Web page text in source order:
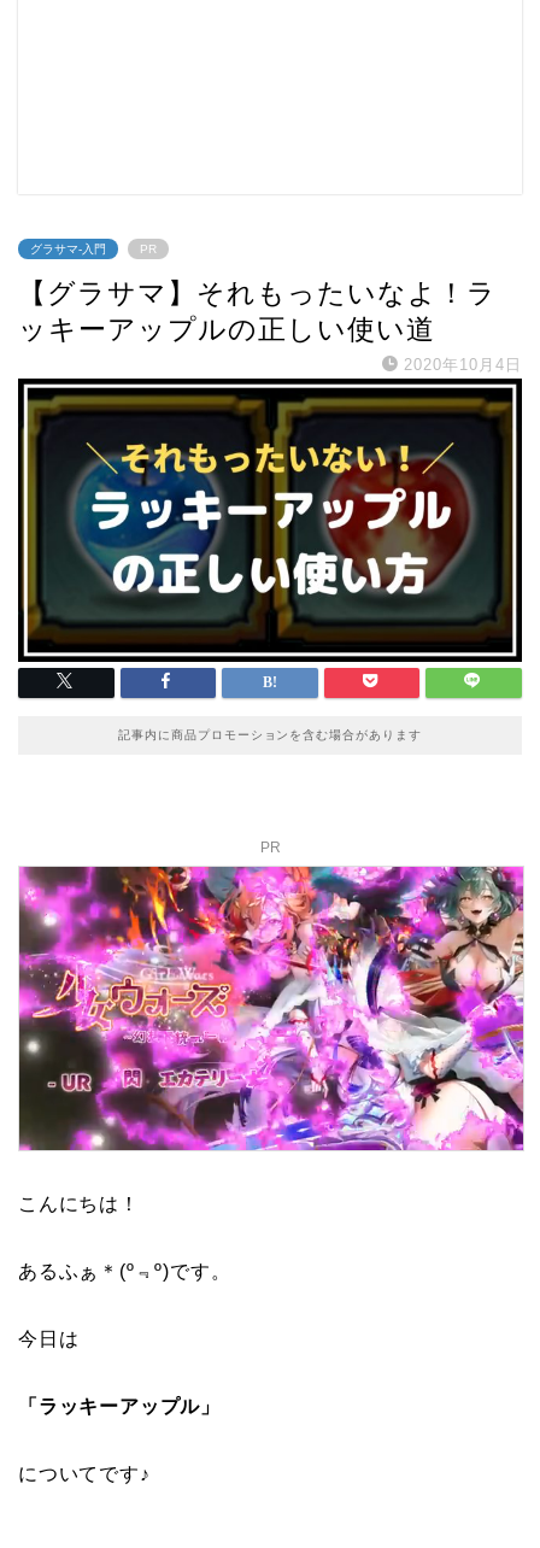
グラサマ-入門 PR
【グラサマ】それもったいなよ！ラ
ッキーアップルの正しい使い道
2020年10月4日
記事内に商品プロモーションを含む場合があります
PR
こんにちは！
あるふぁ＊(º﹃º)です。
今日は
「ラッキーアップル」
についてです♪